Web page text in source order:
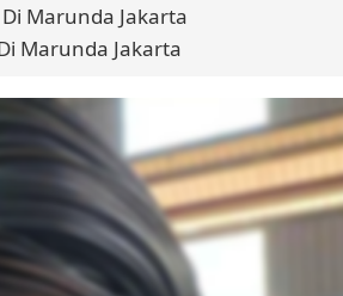
Marunda Jakarta
Marunda Jakarta